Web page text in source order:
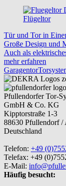
Flügeltor
Tür und Tor in
Große Design und
Auch als
mehr erfahren
Garagentor
Pfullendorfer Tor-
GmbH & Co. KG
Kipptorstraße 1-3
88630 Pfullendorf /
Deutschland
Telefon: +49
Telefax: +49
E-Mail:
Häufig besucht: